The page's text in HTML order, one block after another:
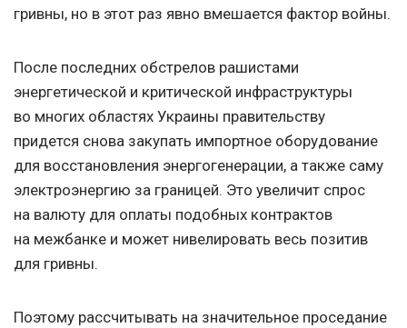
гривны, но в этот раз явно вмешается фактор войны.
После последних обстрелов рашистами
энергетической и критической инфраструктуры
во многих областях Украины правительству
придется снова закупать импортное оборудование
для восстановления энергогенерации, а также саму
электроэнергию за границей. Это увеличит спрос
на валюту для оплаты подобных контрактов
на межбанке и может нивелировать весь позитив
для гривны.
Поэтому рассчитывать на значительное проседание